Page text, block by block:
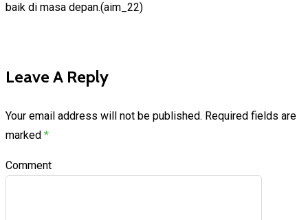
baik di masa depan.(aim_22)
Leave A Reply
Your email address will not be published. Required fields are
marked *
Comment